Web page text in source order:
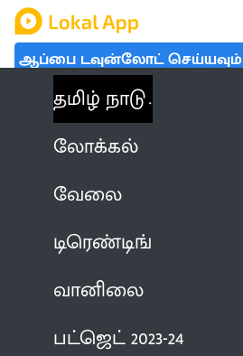
ஆப்பை டவுன்லோட் செய்யவும்
தமிழ் நாடு
லோக்கல்
வேலை
டிரெண்டிங்
வானிலை
பட்ஜெட் 2023-24